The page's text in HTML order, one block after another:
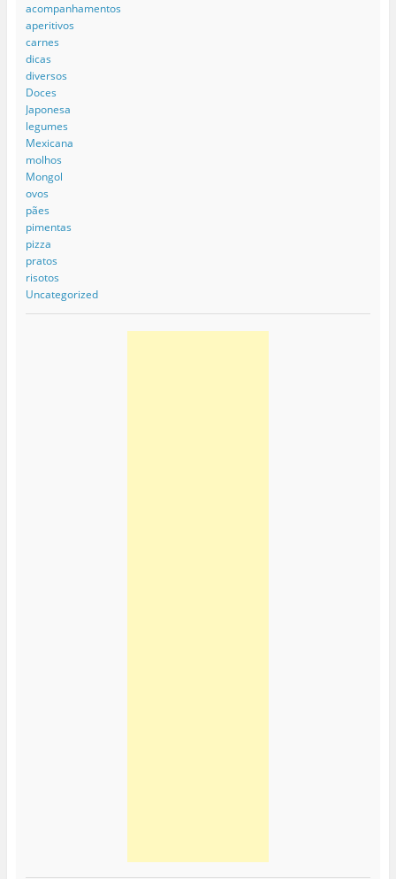
acompanhamentos
aperitivos
carnes
dicas
diversos
Doces
Japonesa
legumes
Mexicana
molhos
Mongol
ovos
pães
pimentas
pizza
pratos
risotos
Uncategorized